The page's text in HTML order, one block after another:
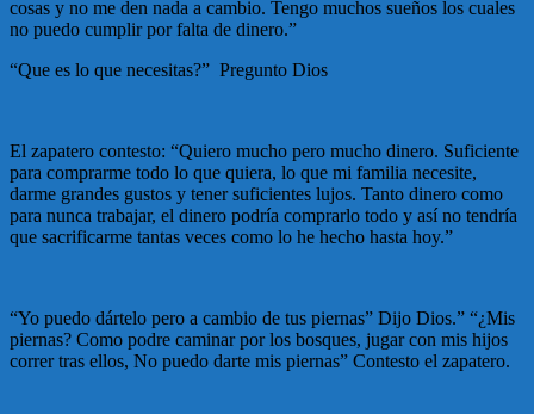
cosas y no me den nada a cambio. Tengo muchos sueños los cuales
no puedo cumplir por falta de dinero.”
“Que es lo que necesitas?” Pregunto Dios
El zapatero contesto: “Quiero mucho pero mucho dinero. Suficiente
para comprarme todo lo que quiera, lo que mi familia necesite,
darme grandes gustos y tener suficientes lujos. Tanto dinero como
para nunca trabajar, el dinero podría comprarlo todo y así no tendría
que sacrificarme tantas veces como lo he hecho hasta hoy.”
“Yo puedo dártelo pero a cambio de tus piernas” Dijo Dios.” “¿Mis
piernas? Como podre caminar por los bosques, jugar con mis hijos
correr tras ellos, No puedo darte mis piernas” Contesto el zapatero.